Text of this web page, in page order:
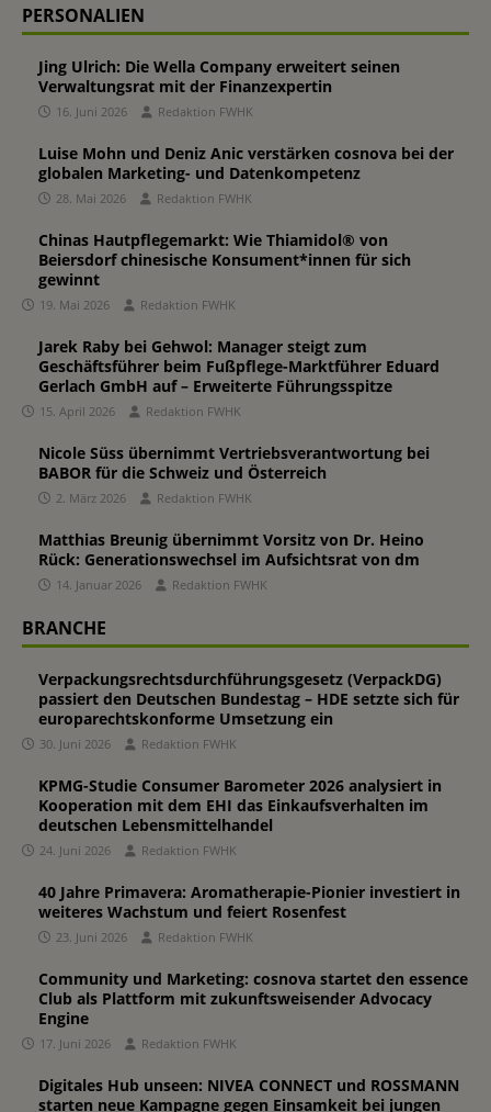
PERSONALIEN
Jing Ulrich: Die Wella Company erweitert seinen
Verwaltungsrat mit der Finanzexpertin
16. Juni 2026 Redaktion FWHK
Luise Mohn und Deniz Anic verstärken cosnova bei der
globalen Marketing- und Datenkompetenz
28. Mai 2026 Redaktion FWHK
Chinas Hautpflegemarkt: Wie Thiamidol® von
Beiersdorf chinesische Konsument*innen für sich
gewinnt
19. Mai 2026 Redaktion FWHK
Jarek Raby bei Gehwol: Manager steigt zum
Geschäftsführer beim Fußpflege-Marktführer Eduard
Gerlach GmbH auf – Erweiterte Führungsspitze
15. April 2026 Redaktion FWHK
Nicole Süss übernimmt Vertriebsverantwortung bei
BABOR für die Schweiz und Österreich
2. März 2026 Redaktion FWHK
Matthias Breunig übernimmt Vorsitz von Dr. Heino
Rück: Generationswechsel im Aufsichtsrat von dm
14. Januar 2026 Redaktion FWHK
BRANCHE
Verpackungsrechtsdurchführungsgesetz (VerpackDG)
passiert den Deutschen Bundestag – HDE setzte sich für
europarechtskonforme Umsetzung ein
30. Juni 2026 Redaktion FWHK
KPMG-Studie Consumer Barometer 2026 analysiert in
Kooperation mit dem EHI das Einkaufsverhalten im
deutschen Lebensmittelhandel
24. Juni 2026 Redaktion FWHK
40 Jahre Primavera: Aromatherapie-Pionier investiert in
weiteres Wachstum und feiert Rosenfest
23. Juni 2026 Redaktion FWHK
Community und Marketing: cosnova startet den essence
Club als Plattform mit zukunftsweisender Advocacy
Engine
17. Juni 2026 Redaktion FWHK
Digitales Hub unseen: NIVEA CONNECT und ROSSMANN
starten neue Kampagne gegen Einsamkeit bei jungen